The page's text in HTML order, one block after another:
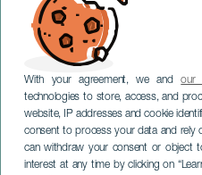
With your agreement, we andour
technologies to store, access, and
website, IP addresses and cookie
consent to process your data and rely
can withdraw your consent or object
interest at any time by clicking on
Las Palmas
Canarian
GRAN CANARIA